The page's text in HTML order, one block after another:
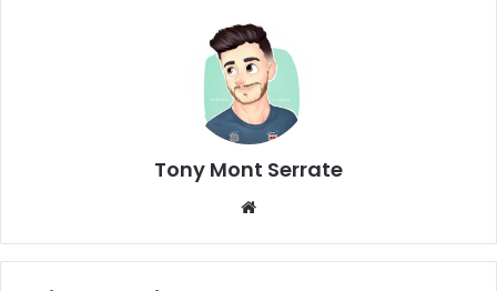
Tony Mont Serrate
te